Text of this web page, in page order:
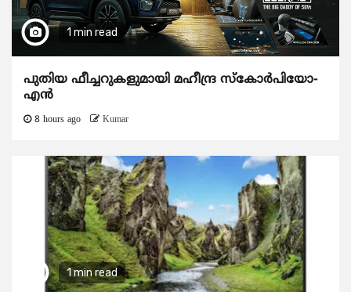
1 min read
പുതിയ ഫീച്ചറുകളുമായി മഹീന്ദ്ര സ്കോർപിയോ-
എൻ
8 hours ago Kumar
1 min read